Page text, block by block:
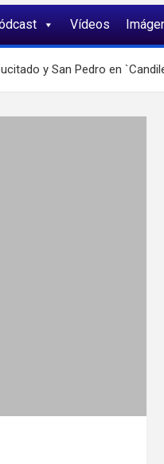
Vídeos
y San Pedro en